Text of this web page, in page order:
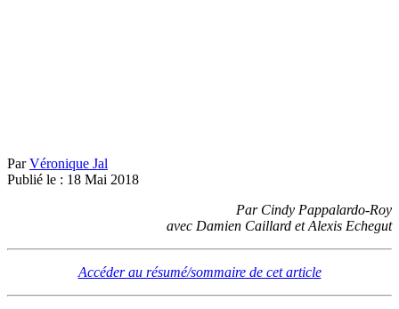
ParVéronique Jal
Publié le : 18 Mai 2018
Par Cindy Pappalardo-Roy
avec Damien Caillard et Alexis Echegut
Accéder au résumé/sommaire de cet article